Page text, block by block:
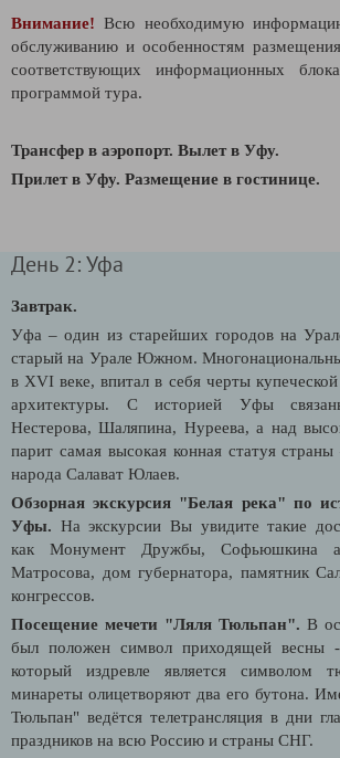
Внимание! Всю необходимую
обслуживанию и особенностям
соответствующих информационных
программой тура.
Трансфер в аэропорт. Вылет в Уфу.
Прилет в Уфу. Размещение в гостинице.
День 2: Уфа
Завтрак.
Уфа – один из старейших городов на
старый на Урале Южном.
в XVI веке, впитал в себя черты
архитектуры. С историей Уфы
Нестерова, Шаляпина, Нуреева, а над
парит самая высокая конная статуя
народа Салават Юлаев.
Обзорная экскурсия "Белая река" по
Уфы. На экскурсии Вы увидите такие
как Монумент Дружбы, Софьюшкина
Матросова, дом губернатора, памятник
конгрессов.
Посещение мечети "Ляля Тюльпан". В
был положен символ приходящей весны
который издревле является символом
минареты олицетворяют два его бутона.
Тюльпан" ведётся телетрансляция в дни
праздников на всю Россию и страны СНГ.